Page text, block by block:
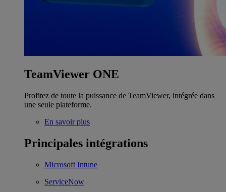
TeamViewer ONE
Profitez de toute la puissance de TeamViewer, intégrée dans
une seule plateforme.
En savoir plus
Principales intégrations
Microsoft Intune
ServiceNow